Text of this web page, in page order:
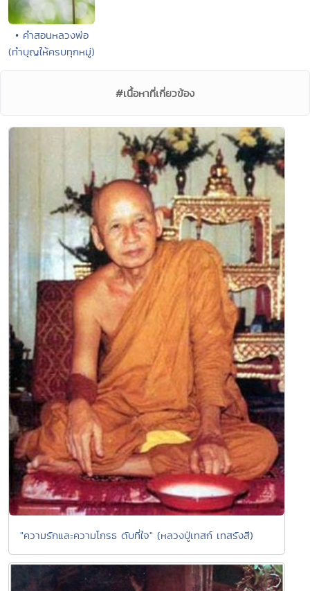
• คำสอนหลวงพ่อ
(ทำบุญให้ครบทุกหมู่)
#เนื้อหาที่เกี่ยวข้อง
"ความรักและความโกรธ ดับที่ใจ" (หลวงปู่เทสก์ เทสรังสี)